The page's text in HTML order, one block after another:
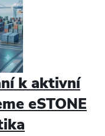
k aktivní
eSTONE